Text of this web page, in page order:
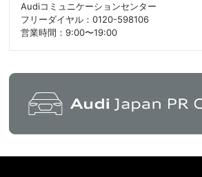
Audiコミュニケーションセンター
フリーダイヤル：0120-598106
営業時間：9:00〜19:00